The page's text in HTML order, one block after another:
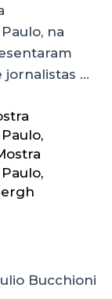
na
jornalistas …
,
,
Bucchioni